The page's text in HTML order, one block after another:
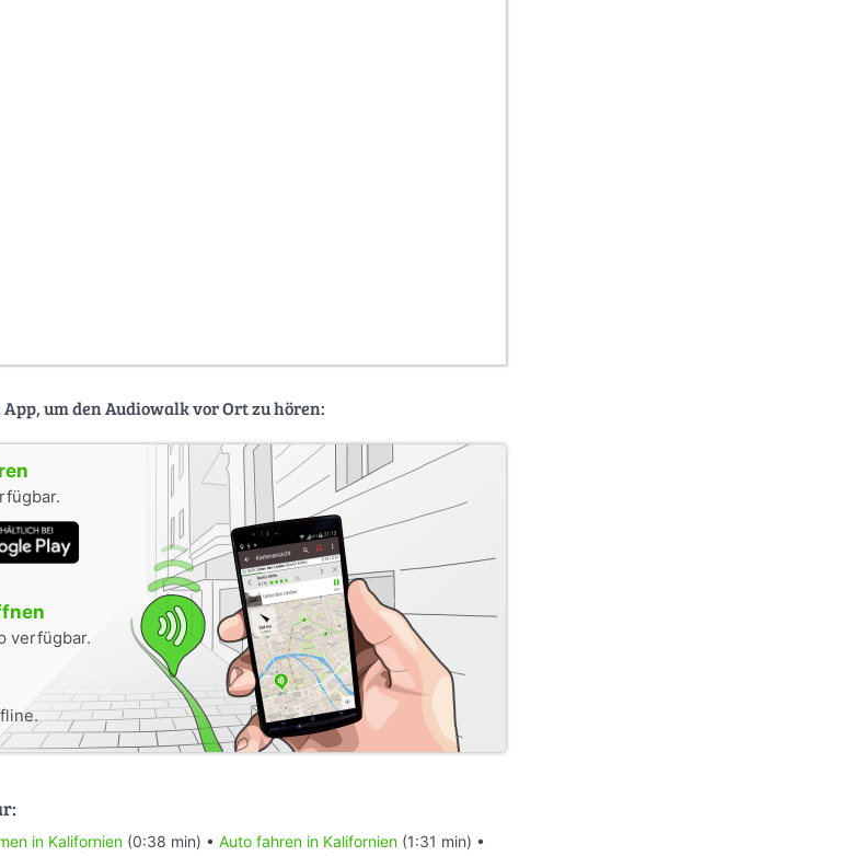
App, um den Audiowalk vor Ort zu hören:
verfügbar.
in Kalifornien (0:38 min) • Auto fahren in Kalifornien (1:31 min) •